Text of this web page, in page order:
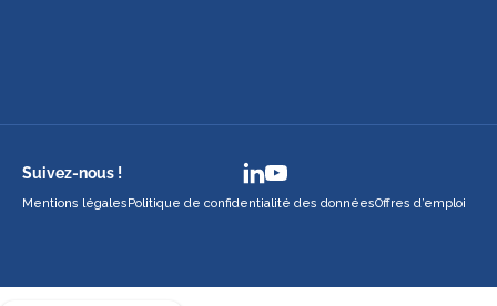
Suivez-nous !
Mentions légalesPolitique de confidentialité des donnéesOffres d’emploi